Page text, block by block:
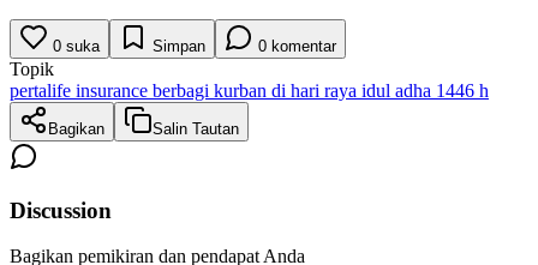
0 suka Simpan 0 komentar
Topik
pertalife insurance berbagi kurban di hari raya idul adha 1446 h
Bagikan Salin Tautan
Discussion
Bagikan pemikiran dan pendapat Anda